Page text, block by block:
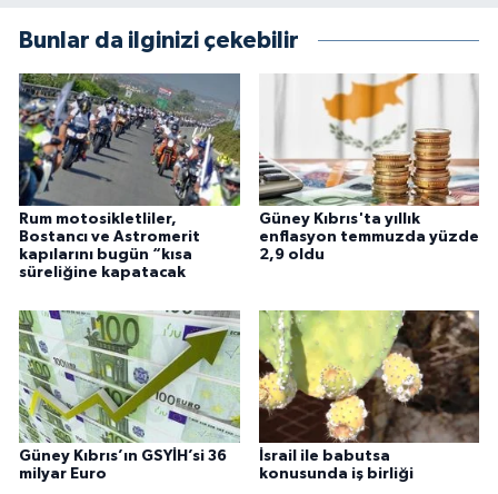
Bunlar da ilginizi çekebilir
Rum motosikletliler,
Bostancı ve Astromerit
kapılarını bugün “kısa
süreliğine kapatacak
Güney Kıbrıs'ta yıllık
enflasyon temmuzda yüzde
2,9 oldu
Güney Kıbrıs’ın GSYİH’si 36
milyar Euro
İsrail ile babutsa
konusunda iş birliği